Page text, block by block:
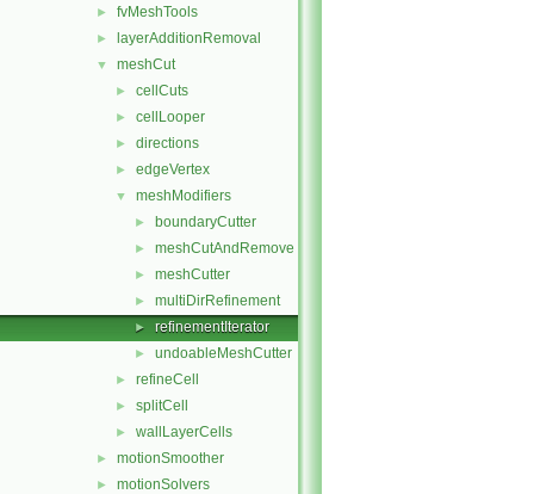
► fvMeshTools
► layerAdditionRemoval
▼ meshCut
► cellCuts
► cellLooper
► directions
► edgeVertex
▼ meshModifiers
► boundaryCutter
► meshCutAndRemove
► meshCutter
► multiDirRefinement
► refinementIterator
► undoableMeshCutter
► refineCell
► splitCell
► wallLayerCells
► motionSmoother
► motionSolvers